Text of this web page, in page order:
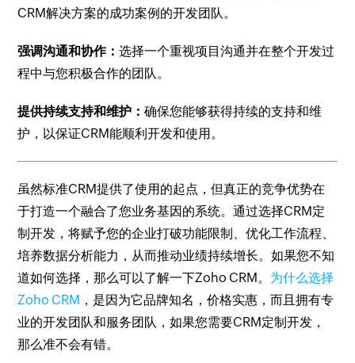
CRM解决方案的成功案例的开发团队。
强调沟通和协作：选择一个重视项目沟通并在整个开发过
程中与您积极合作的团队。
提供持续支持和维护：确保您能够获得持续的支持和维
护，以保证CRM能顺利开发和使用。
虽然标准CRM提供了使用的起点，但真正的竞争优势在
于打造一个融合了您业务基因的系统。通过选择CRM定
制开发，将赋予您的企业打破功能限制、优化工作流程、
培养数据分析能力，从而推动业绩持续增长。如果您不知
道如何选择，那么可以了解一下Zoho CRM。 为什么选择
Zoho CRM ，是因为它品牌知名，价格实惠，而且拥有专
业的开发团队和服务团队，如果您需要CRM定制开发，
那么准不会有错。